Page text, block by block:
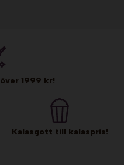
1999 kr!
Kalasgott till kalaspris!